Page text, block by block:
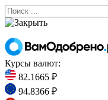
Курсы валют:
82.1665 ₽
94.8366 ₽